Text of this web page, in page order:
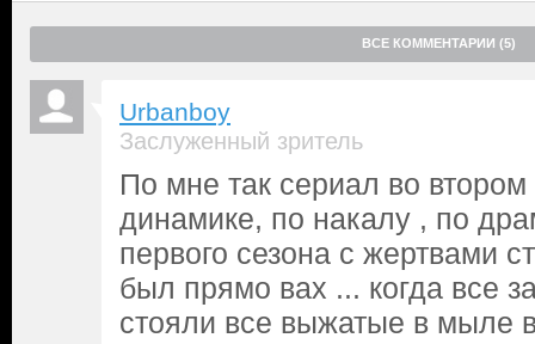
ВСЕ КОММЕНТАРИИ (5)
Urbanboy
Заслуженный зритель
По мне так сериал во
динамике, по накалу , по
первого сезона с жертвами
был прямо вах ... когда все
стояли все выжатые в мыле